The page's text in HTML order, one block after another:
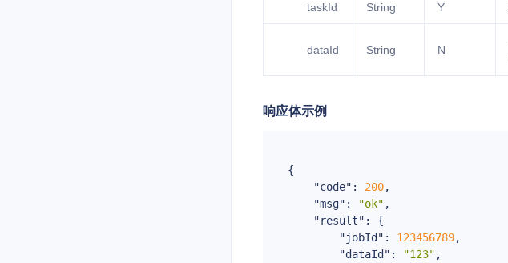
taskId String Y
dataId String N
响应体示例
{
"code" : 200,
"msg" : "ok" ,
"result" : {
"jobId" : 123456789,
"dataId" : "123" ,